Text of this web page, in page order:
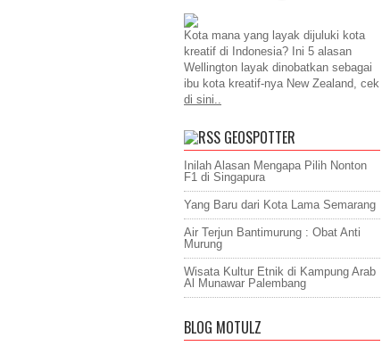
Kota mana yang layak dijuluki kota
kreatif di Indonesia? Ini 5 alasan
Wellington layak dinobatkan sebagai
ibu kota kreatif-nya New Zealand, cek
di sini..
GEOSPOTTER
Inilah Alasan Mengapa Pilih Nonton
F1 di Singapura
Yang Baru dari Kota Lama Semarang
Air Terjun Bantimurung : Obat Anti
Murung
Wisata Kultur Etnik di Kampung Arab
Al Munawar Palembang
BLOG MOTULZ